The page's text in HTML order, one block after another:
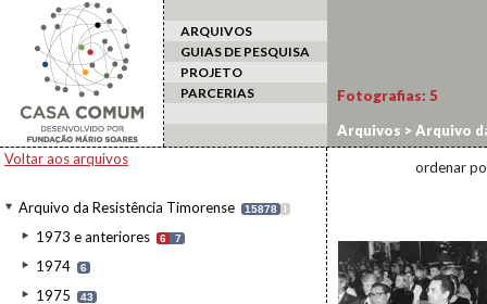
ARQUIVOS
GUIAS DE PESQUISA
PROJETO
PARCERIAS
Voltar aos arquivos
Arquivo da Resistência Timorense 15878 I
1973 e anteriores 6 7
1974 6
1975 43
Fotografias: 5
Arquivos >Arquivo
ordenar